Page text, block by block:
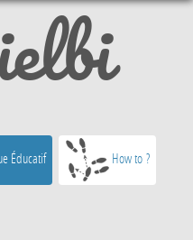
Éducatif How to ?